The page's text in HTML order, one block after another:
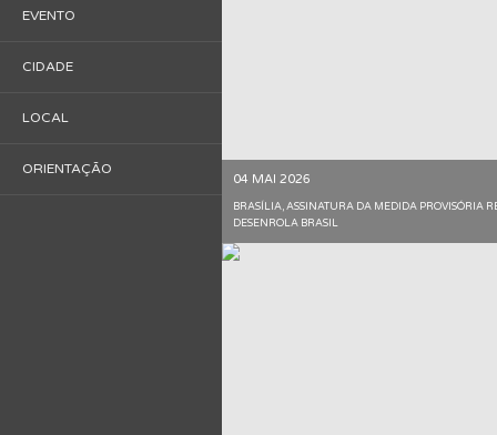
EVENTO
CIDADE
LOCAL
ORIENTAÇÃO
04 MAI 2026
BRASÍLIA, ASSINATURA DA MEDIDA PROVISÓRIA
DESENROLA BRASIL